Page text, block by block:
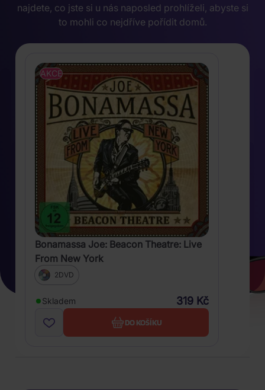
najdete, co jste si u nás naposled prohlíželi, abyste si
to mohli co nejdříve pořídit domů.
AKCE
Bonamassa Joe: Beacon Theatre: Live
From New York
2DVD
Skladem 319 Kč
DO KOŠÍKU